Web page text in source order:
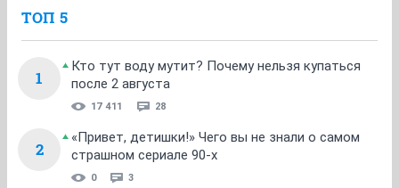
ТОП 5
1
Кто тут воду мутит? Почему нельзя купаться
после 2 августа
17 411 28
2
«Привет, детишки!» Чего вы не знали о самом
страшном сериале 90-х
0 3